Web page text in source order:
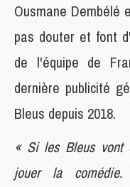
Ousmane Dembélé
pas douter et font
de l'équipe de
dernière publicité
Bleus depuis 2018.
« Si les Bleus vont
jouer la